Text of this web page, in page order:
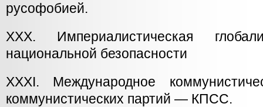
русофобией.
XXX. Империалистическая
национальной безопасности
XXXI. Международное
коммунистических партий — КПСС.